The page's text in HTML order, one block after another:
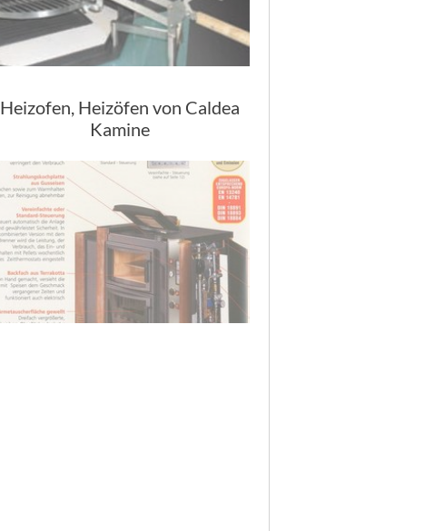
Heizofen, Heizöfen von Caldea
Kamine